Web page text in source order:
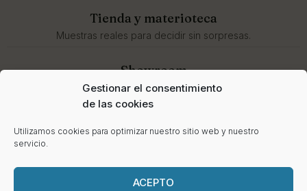
Gestionar el consentimiento
de las cookies
Utilizamos cookies para optimizar nuestro sitio web y nuestro
servicio.
ACEPTO
Tienda y materioteca
Muestras reales para decidir sin sorpresas.
Showroom
Prueba sofás, butacas y confort antes de comprar.
Suministro, instalación y posventa con un solo contacto.